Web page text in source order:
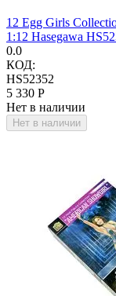
12 Egg Girls
1:12 Hasegawa
0.0
КОД:
HS52352
5 330 Р
Нет в наличии
Нет в наличии